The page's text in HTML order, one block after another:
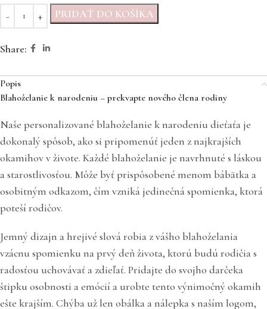
PRIDAŤ DO KOŠÍKA
Share:
Popis
Blahoželanie k narodeniu – prekvapte nového člena rodiny
Naše personalizované blahoželanie k narodeniu dieťaťa je
dokonalý spôsob, ako si pripomenúť jeden z najkrajších
okamihov v živote. Každé blahoželanie je navrhnuté s láskou
a starostlivosťou. Môže byť prispôsobené menom bábätka a
osobitným odkazom, čím vzniká jedinečná spomienka, ktorá
poteší rodičov.
Jemný dizajn a hrejivé slová robia z vášho blahoželania
vzácnu spomienku na prvý deň života, ktorú budú rodičia s
radosťou uchovávať a zdieľať. Pridajte do svojho darčeka
štipku osobnosti a emócií a urobte tento výnimočný okamih
ešte krajším. Chýba už len obálka a nálepka s naším logom,